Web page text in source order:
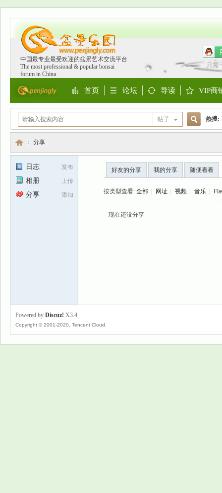
中国最专业最受欢迎的盆景艺术交流平台
The most professional & popular bonsai
forum in China
只需
首页 论坛 导读 VIP商
帖子
搜
索
热搜:
盆
分享
发布
日志
上传
相册
添加
分享
好友的分享 我的分享 随便看看
按类型查看: 全部 网址 视频 音乐
现在还没分享
Powered by Discuz! X3.4
Copyright © 2001-2020, Tencent Cloud.